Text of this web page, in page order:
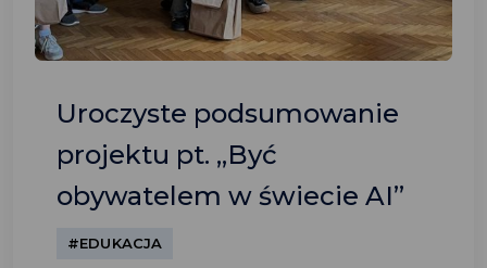
Uroczyste podsumowanie
projektu pt. „Być
obywatelem w świecie AI”
#EDUKACJA